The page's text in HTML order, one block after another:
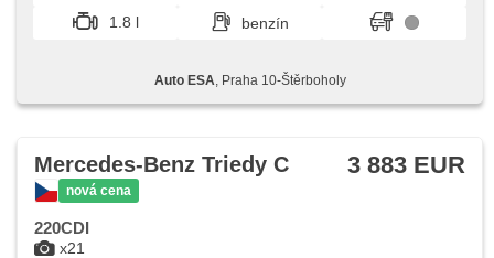
1.8 l
benzín
Auto ESA , Praha 10-Štěrboholy
x21
Mercedes-Benz Triedy C
nová cena
3 883 EUR
220CDI